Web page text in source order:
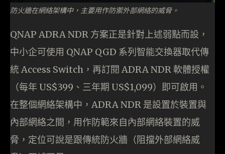
防火牆在網絡架構中，主要用作防禦外部網絡的威脅。
QNAP ADRA NDR 方案正是針對上述弱點而設，
中小企可使用 QNAP QGD 系列智能交換器取代傳
統 Access Switch，再訂閱 ADRA NDR 軟體授權
（每年 US$399、三年期 US$1,099）即可啟用。
在整個網絡架構中，ADRA NDR 是設置於裝置與
內部網絡之間，用作防範來自內部網絡裝置的威
脅，定位可說是跟傳統防火牆（阻擋外部網絡威